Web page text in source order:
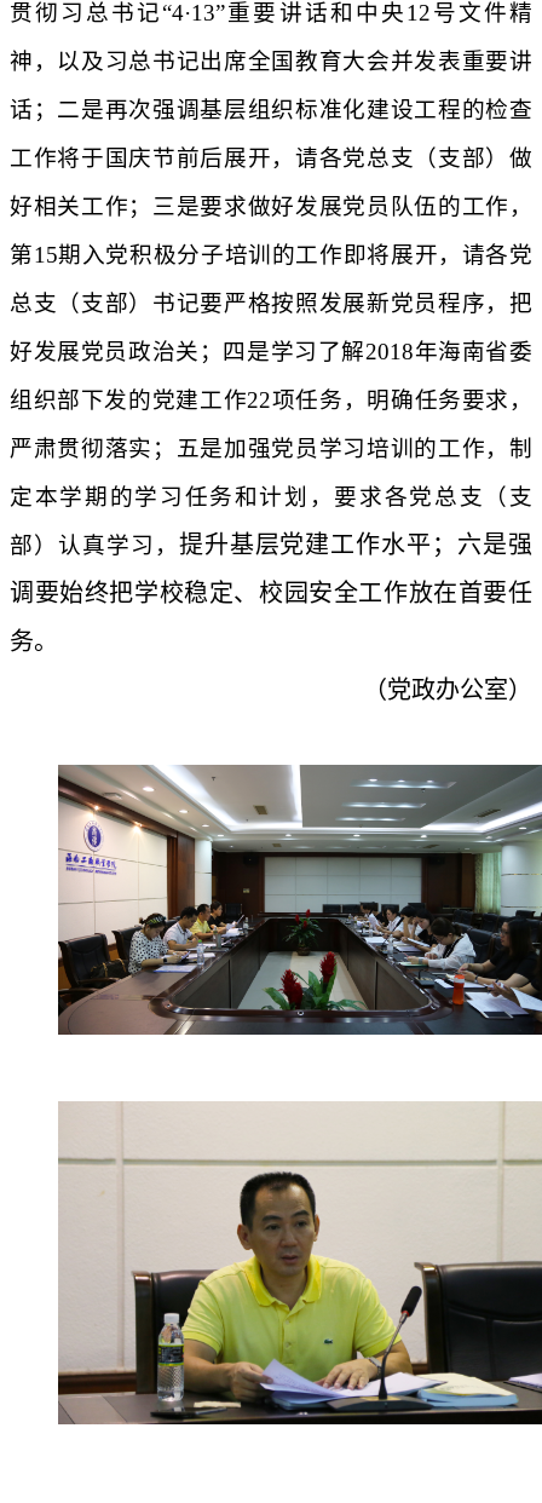
贯彻习总书记“4·13”重要讲话和中央12号文件精
神，以及习总书记出席全国教育大会并发表重要讲
话；二是再次强调基层组织标准化建设工程的检查
工作将于国庆节前后展开，请各党总支（支部）做
好相关工作；三是要求做好发展党员队伍的工作，
第15期入党积极分子培训的工作即将展开，请各党
总支（支部）书记要严格按照发展新党员程序，把
好发展党员政治关；四是学习了解2018年海南省委
组织部下发的党建工作22项任务，明确任务要求，
严肃贯彻落实；五是加强党员学习培训的工作，制
定本学期的学习任务和计划，要求各党总支（支
部）认真学习， 提升基层党建工作水平；六是强
调要始终把学校稳定、校园安全工作放在首要任
务。
（党政办公室）